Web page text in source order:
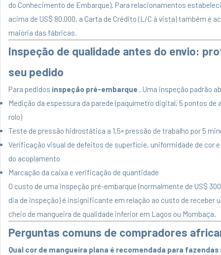
do Conhecimento de Embarque). Para relacionamentos
acima de US$ 80.000, a Carta de Crédito (L/C à vista) também é
maioria das fábricas.
Inspeção de qualidade antes do envio:
seu pedido
Para pedidos inspeção pré-embarque . Uma inspeção padrão
Medição da espessura da parede (paquímetro digital, 5 pontos de
rolo)
Teste de pressão hidrostática a 1,5× pressão de trabalho por 5
Verificação visual de defeitos de superfície, uniformidade de cor
do acoplamento
Marcação da caixa e verificação de quantidade
O custo de uma inspeção pré-embarque (normalmente de US$
dia de inspeção) é insignificante em relação ao custo de receber
cheio de mangueira de qualidade inferior em Lagos ou Mombaça.
Perguntas comuns de compradores
Qual cor de mangueira plana é recomendada para